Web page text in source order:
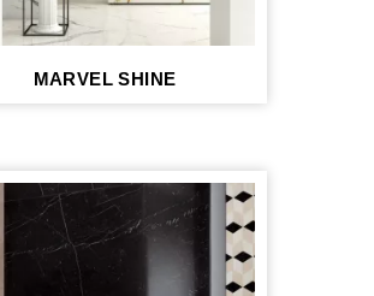
MARVEL SHINE